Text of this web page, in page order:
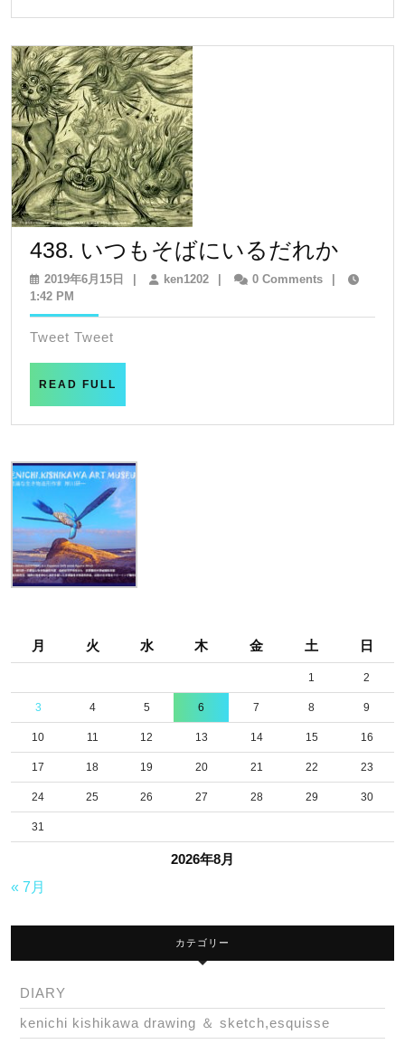
438. いつもそばにいるだれか
い
2019年6月15日
2019
日
ken1202ken12020 Comments
1:42 PM
Tweet Tweet
READ FULL
2026年8月
月 火 水 木 金 土 日
1 2
3 4 5 6 7 8 9
10 11 12 13 14 15 16
17 18 19 20 21 22 23
24 25 26 27 28 29 30
31
« 7月
カテゴリー
DIARY
kenichi kishikawa drawing ＆ sketch,esquisse